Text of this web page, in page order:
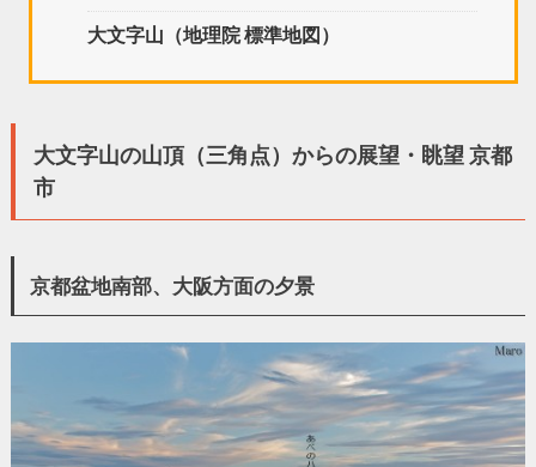
大文字山（地理院 標準地図）
大文字山の山頂（三角点）からの展望・眺望 京都
市
京都盆地南部、大阪方面の夕景